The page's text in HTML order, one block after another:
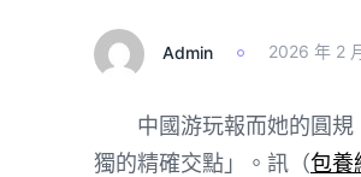
Admin 2026 年 2
中國游玩報而她的圓規
獨的精確交點」。訊（包養